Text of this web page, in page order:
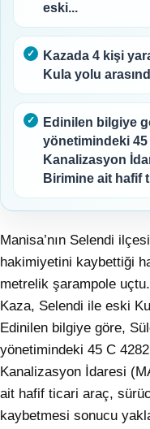
eski...
Kazada 4 kişi
Kula yolu
Edinilen bilgiye
yönetimindeki 45
Kanalizasyon
Birimine ait hafif
Manisa’nın Selendi
hakimiyetini kaybettiği
metrelik şarampole
Kaza, Selendi ile eski
Edinilen bilgiye göre,
yönetimindeki 45 C
Kanalizasyon İdaresi
ait hafif ticari araç,
kaybetmesi sonucu